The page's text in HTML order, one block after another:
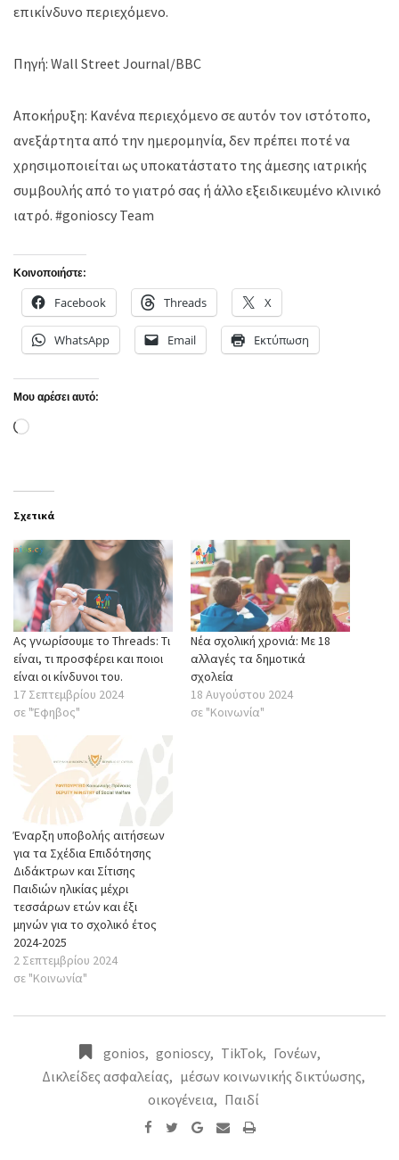
επικίνδυνο περιεχόμενο.
Πηγή: Wall Street Journal/BBC
Αποκήρυξη: Κανένα περιεχόμενο σε αυτόν τον ιστότοπο,
ανεξάρτητα από την ημερομηνία, δεν πρέπει ποτέ να
χρησιμοποιείται ως υποκατάστατο της άμεσης ιατρικής
συμβουλής από το γιατρό σας ή άλλο εξειδικευμένο κλινικό
ιατρό. #gonioscy Team
Κοινοποιήστε:
Facebook Threads X
WhatsApp Email Εκτύπωση
Μου αρέσει αυτό:
Loading…
Σχετικά
Ας γνωρίσουμε το Threads: Tι
είναι, τι προσφέρει και ποιοι
είναι οι κίνδυνοι του.
17 Σεπτεμβρίου 2024
σε "Έφηβος"
Νέα σχολική χρονιά: Με 18
αλλαγές τα δημοτικά
σχολεία
18 Αυγούστου 2024
σε "Κοινωνία"
Έναρξη υποβολής αιτήσεων
για τα Σχέδια Επιδότησης
Διδάκτρων και Σίτισης
Παιδιών ηλικίας μέχρι
τεσσάρων ετών και έξι
μηνών για το σχολικό έτος
2024-2025
2 Σεπτεμβρίου 2024
σε "Κοινωνία"
gonios, gonioscy, TikTok, Γονέων,
Δικλείδες ασφαλείας, μέσων κοινωνικής δικτύωσης,
οικογένεια, Παιδί
Google+
SharePrint